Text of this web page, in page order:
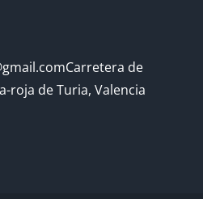
de
roja de Turia, Valencia